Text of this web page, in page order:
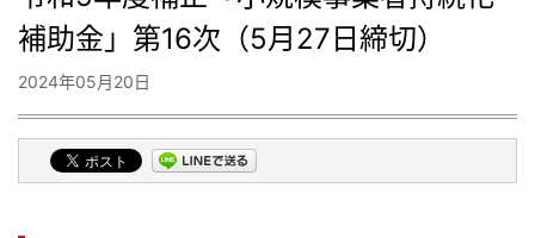
補助金」第16次（5月27日締切）
2024年05月20日